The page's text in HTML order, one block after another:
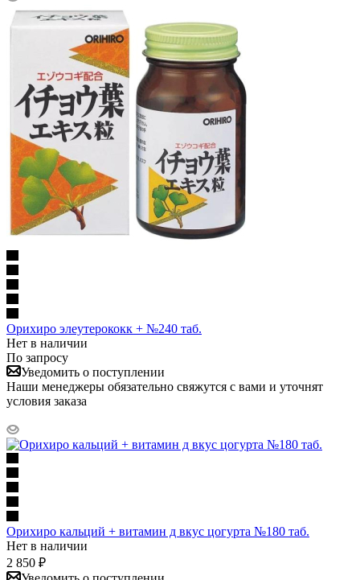
Орихиро элеутерококк + №240 таб.
Нет в наличии
По запросу
Уведомить о поступлении
Наши менеджеры обязательно свяжутся с вами и уточнят
условия заказа
Орихиро кальций + витамин д вкус цогурта №180 таб.
Нет в наличии
2 850 ₽